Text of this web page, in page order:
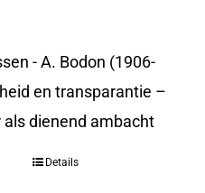
- A. Bodon (1906-
en transparantie –
dienend ambacht
Details